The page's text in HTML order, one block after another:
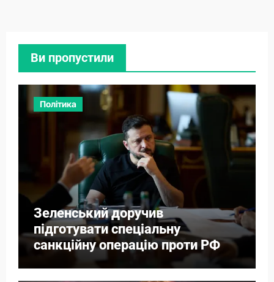
Ви пропустили
Політика
Зеленський доручив
підготувати спеціальну
санкційну операцію проти РФ